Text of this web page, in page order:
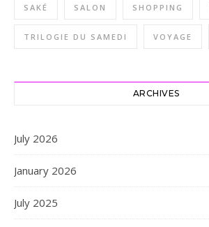
SAKÉ SALON SHOPPING
TRILOGIE DU SAMEDI VOYAGE
ARCHIVES
July 2026
January 2026
July 2025